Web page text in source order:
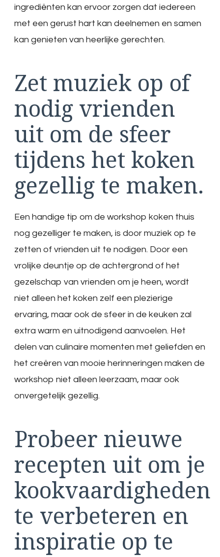
ingrediënten kan ervoor zorgen dat iedereen
met een gerust hart kan deelnemen en samen
kan genieten van heerlijke gerechten.
Zet muziek op of
nodig vrienden
uit om de sfeer
tijdens het koken
gezellig te maken.
Een handige tip om de workshop koken thuis
nog gezelliger te maken, is door muziek op te
zetten of vrienden uit te nodigen. Door een
vrolijke deuntje op de achtergrond of het
gezelschap van vrienden om je heen, wordt
niet alleen het koken zelf een plezierige
ervaring, maar ook de sfeer in de keuken zal
extra warm en uitnodigend aanvoelen. Het
delen van culinaire momenten met geliefden en
het creëren van mooie herinneringen maken de
workshop niet alleen leerzaam, maar ook
onvergetelijk gezellig.
Probeer nieuwe
recepten uit om je
kookvaardigheden
te verbeteren en
inspiratie op te